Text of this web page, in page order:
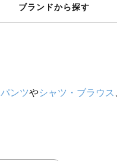
ブランドから探す
パンツやシャツ・ブラウス